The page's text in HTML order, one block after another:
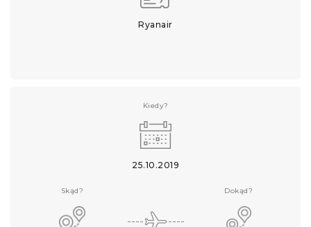
Ryanair
Kiedy?
25.10.2019
Skąd? Dokąd?